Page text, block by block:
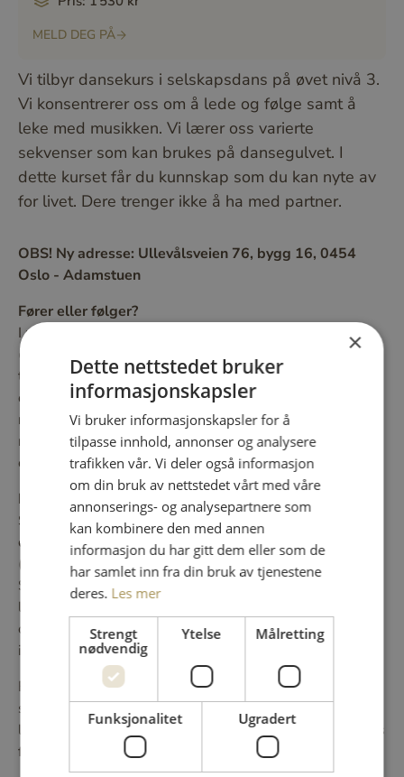
Vi tilbyr dansekurs i selskapsdans på øvet nivå 3.
Vi konsentrerer oss om å lede og følge samt å
leke med musikken. Vi lærer oss varierte
sekvenser som kan brukes på dansegulvet. I
dette kurset får du kunnskap som du kan nyte av
for livet. Dere trenger ikke å ha med partner.
OBS! Ny adresse: Ullevålsveien 76, bygg 16, 0454
Oslo - Adamstuen
Fører eller følger?
I pardans er det vanligvis en fører (leader) og en følger
(follower). Enkelt beskrevet er det føreren som inviterer
til en bevegelse og følgeren som fullfører den. Alle kan
danse som fører og alle kan danse som følger! Disse
rollene er på ingen måte kjønnsspesifikke, og det er
mange som gjør begge deler. I dette kurset blir du bedt
om å velge mellom å føre eller følge.
Litt om selskapsdans:
Selskapsdans består av fem latindanser (samba, cha cha
cha, rumba, paso doble og jive) og fem standarddanser
(engelsk vals, tango, wienervals, slowfox og quickstep).
Sportsdans er hovedsakelig en konkurransedans, men
latindanser og standarddanser danses mange plasser
også sosialt, og vårt mål er å lære deg noe du kan bruke
i hverdagen din.
Først og fremst er selskapsdans ment som hyggedans
som er godt å ha med seg i sosiale lag. Har du lyst til å
lære å danse som kjendisene i Skal Vi Danse? I våre kurs
får du kunnskap som du har nytte av for livet!
MELD DEG PÅ
×
Dette nettstedet bruker
informasjonskapsler
Vi bruker informasjonskapsler for å
tilpasse innhold, annonser og analysere
trafikken vår. Vi deler også informasjon
om din bruk av nettstedet vårt med våre
annonserings- og analysepartnere som
kan kombinere den med annen
informasjon du har gitt dem eller som de
har samlet inn fra din bruk av tjenestene
deres. Les mer
Strengt
nødvendig
Ytelse Målretting
Funksjonalitet Ugradert